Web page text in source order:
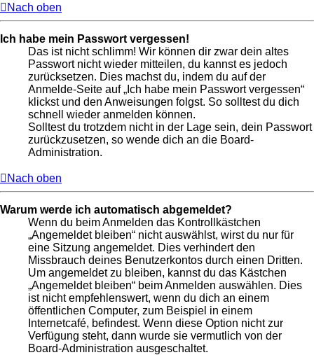
Nach oben
Ich habe mein Passwort vergessen!
Das ist nicht schlimm! Wir können dir zwar dein altes
Passwort nicht wieder mitteilen, du kannst es jedoch
zurücksetzen. Dies machst du, indem du auf der
Anmelde-Seite auf „Ich habe mein Passwort vergessen“
klickst und den Anweisungen folgst. So solltest du dich
schnell wieder anmelden können.
Solltest du trotzdem nicht in der Lage sein, dein Passwort
zurückzusetzen, so wende dich an die Board-
Administration.
Nach oben
Warum werde ich automatisch abgemeldet?
Wenn du beim Anmelden das Kontrollkästchen
„Angemeldet bleiben“ nicht auswählst, wirst du nur für
eine Sitzung angemeldet. Dies verhindert den
Missbrauch deines Benutzerkontos durch einen Dritten.
Um angemeldet zu bleiben, kannst du das Kästchen
„Angemeldet bleiben“ beim Anmelden auswählen. Dies
ist nicht empfehlenswert, wenn du dich an einem
öffentlichen Computer, zum Beispiel in einem
Internetcafé, befindest. Wenn diese Option nicht zur
Verfügung steht, dann wurde sie vermutlich von der
Board-Administration ausgeschaltet.